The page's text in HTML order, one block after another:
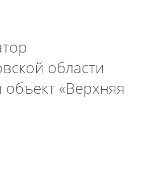
области
объект «Верхняя